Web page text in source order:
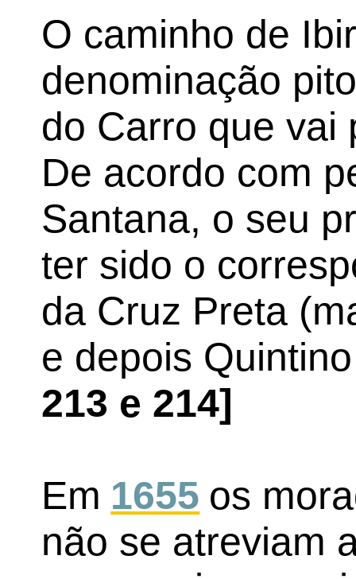
O caminho de
denominação
do Carro que vai
De acordo com
Santana, o seu
ter sido o
da Cruz Preta
e depois
213 e 214]
Em 1655os
não se atreviam